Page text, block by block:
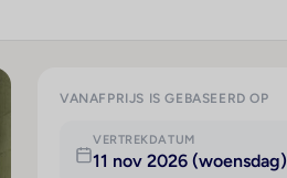
VANAFPRIJS IS GEBASEERD OP
VERTREKDATUM
11 nov 2026 (woensdag)